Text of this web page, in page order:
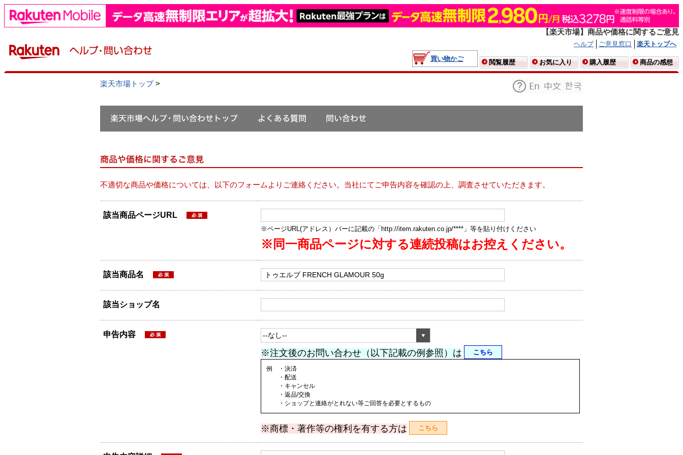
【楽天市場】商品や価格に関するご意見
ヘルプ ご意見窓口
楽天トップへ
買い物かご
閲覧履歴 お気に入り 購入履歴 商品の感想
楽天市場トップ>
不適切な商品や価格については、以下のフォームよりご連絡ください。当社にてご申告内容を確認の上、調査させていただきます。
該当商品ページURL
※ページURL(アドレス）バーに記載の「http://item.rakuten.co.jp/****」等を貼り付けください
※同一商品ページに対する連続投稿はお控えください。
該当商品名
該当ショップ名
申告内容
※注文後のお問い合わせ（以下記載の例参照）は こちら
例 ・決済
・配送
・キャンセル
・返品/交換
・ショップと連絡がとれない等ご回答を必要とするもの
※商標・著作等の権利を有する方は こちら